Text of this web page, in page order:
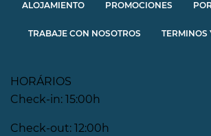
ALOJAMIENTO PROMOCIONES
TRABAJE CON NOSOTROS TERMINOS
HORÁRIOS
Check-in: 15:00h
Check-out: 12:00h